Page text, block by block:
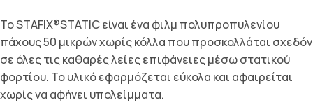
Το STAFIX®STATIC είναι ένα φιλμ πολυπροπυλενίου
πάχους 50 μικρών χωρίς κόλλα που προσκολλάται σχεδόν
σε όλες τις καθαρές λείες επιφάνειες μέσω στατικού
φορτίου. Το υλικό εφαρμόζεται εύκολα και αφαιρείται
χωρίς να αφήνει υπολείμματα.